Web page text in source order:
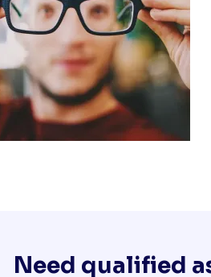
Need qualified